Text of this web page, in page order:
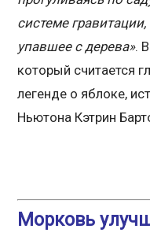
системе
упавшее с дерева».
который считается
легенде о яблоке,
Ньютона Кэтрин
Морковь